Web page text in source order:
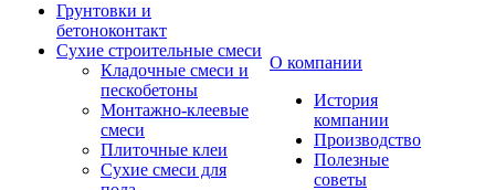
Грунтовки и
бетоноконтакт
Сухие строительные смеси
Кладочные смеси и
пескобетоны
Монтажно-клеевые
смеси
Плиточные клеи
Сухие смеси для
О компании
История
компании
Производство
Полезные
советы